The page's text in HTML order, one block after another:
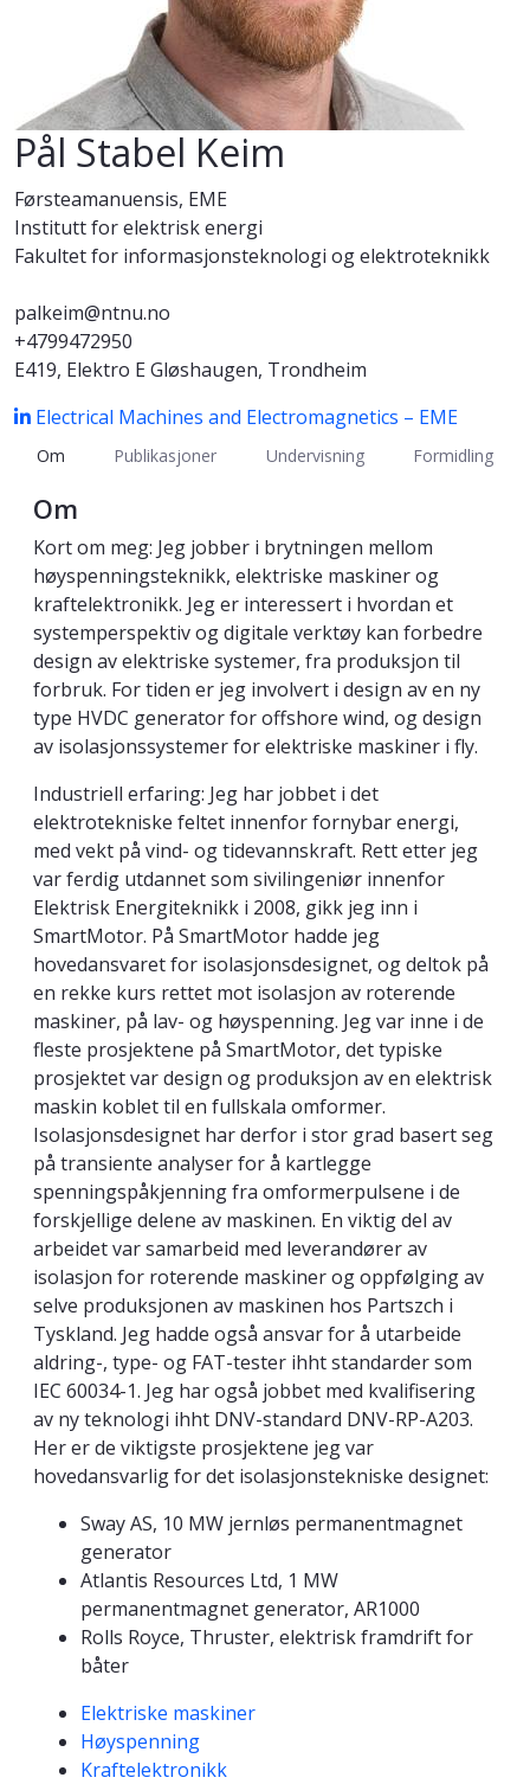
Pål Stabel Keim
Førsteamanuensis, EME
Institutt for elektrisk energi
Fakultet for informasjonsteknologi og elektroteknikk
palkeim@ntnu.no
+4799472950
E419, Elektro E Gløshaugen, Trondheim
Electrical Machines and Electromagnetics – EME
Om Publikasjoner Undervisning Formidling
Om
Kort om meg: Jeg jobber i brytningen mellom
høyspenningsteknikk, elektriske maskiner og
kraftelektronikk. Jeg er interessert i hvordan et
systemperspektiv og digitale verktøy kan forbedre
design av elektriske systemer, fra produksjon til
forbruk. For tiden er jeg involvert i design av en ny
type HVDC generator for offshore wind, og design
av isolasjonssystemer for elektriske maskiner i fly.
Industriell erfaring: Jeg har jobbet i det
elektrotekniske feltet innenfor fornybar energi,
med vekt på vind- og tidevannskraft. Rett etter jeg
var ferdig utdannet som sivilingeniør innenfor
Elektrisk Energiteknikk i 2008, gikk jeg inn i
SmartMotor. På SmartMotor hadde jeg
hovedansvaret for isolasjonsdesignet, og deltok på
en rekke kurs rettet mot isolasjon av roterende
maskiner, på lav- og høyspenning. Jeg var inne i de
fleste prosjektene på SmartMotor, det typiske
prosjektet var design og produksjon av en elektrisk
maskin koblet til en fullskala omformer.
Isolasjonsdesignet har derfor i stor grad basert seg
på transiente analyser for å kartlegge
spenningspåkjenning fra omformerpulsene i de
forskjellige delene av maskinen. En viktig del av
arbeidet var samarbeid med leverandører av
isolasjon for roterende maskiner og oppfølging av
selve produksjonen av maskinen hos Partszch i
Tyskland. Jeg hadde også ansvar for å utarbeide
aldring-, type- og FAT-tester ihht standarder som
IEC 60034-1. Jeg har også jobbet med kvalifisering
av ny teknologi ihht DNV-standard DNV-RP-A203.
Her er de viktigste prosjektene jeg var
hovedansvarlig for det isolasjonstekniske designet:
Sway AS, 10 MW jernløs permanentmagnet
generator
Atlantis Resources Ltd, 1 MW
permanentmagnet generator, AR1000
Rolls Royce, Thruster, elektrisk framdrift for
båter
Kompetanseord
Elektriske maskiner
Høyspenning
Kraftelektronikk